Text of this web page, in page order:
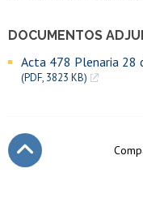
DOCUMENTOS
Acta 478 Plenaria 28
(PDF, 3823 KB)